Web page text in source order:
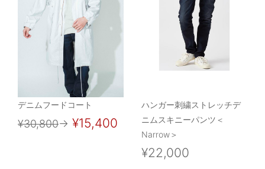
デニムフードコート
¥30,800→ ¥15,400
ハンガー刺繍ストレッチデ
ニムスキニーパンツ＜
Narrow＞
¥22,000